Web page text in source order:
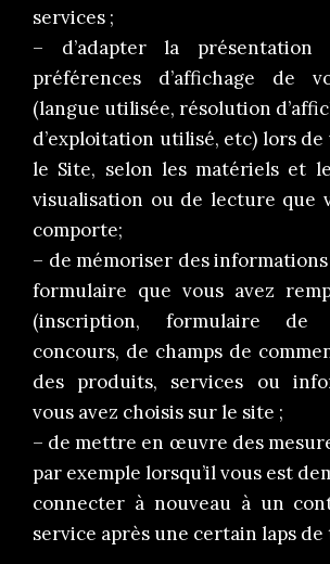
services ;
– d’adapter la
préférences d’affichage de
(langue utilisée, résolution
d’exploitation utilisé, etc) lors de
le Site, selon les matériels et
visualisation ou de lecture que
comporte;
– de mémoriser des
formulaire que vous avez
(inscription, formulaire de
concours, de champs de
des produits, services ou
vous avez choisis sur le site ;
– de mettre en œuvre des
par exemple lorsqu’il vous est
connecter à nouveau à un
service après une certain laps de